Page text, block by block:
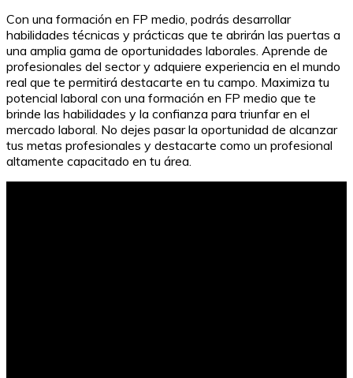
Con una formación en FP medio, podrás desarrollar
habilidades técnicas y prácticas que te abrirán las puertas a
una amplia gama de oportunidades laborales. Aprende de
profesionales del sector y adquiere experiencia en el mundo
real que te permitirá destacarte en tu campo. Maximiza tu
potencial laboral con una formación en FP medio que te
brinde las habilidades y la confianza para triunfar en el
mercado laboral. No dejes pasar la oportunidad de alcanzar
tus metas profesionales y destacarte como un profesional
altamente capacitado en tu área.